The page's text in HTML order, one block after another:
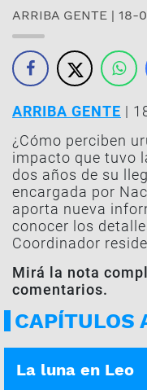
ARRIBA GENTE | 18-
ARRIBA GENTE |
¿Cómo perciben
impacto que tuvo
dos años de su
encargada por
aporta nueva
conocer los
Coordinador
Mirá la nota
comentarios.
CAPÍTULOS
ASÍ ES TU DÍA | 05-01-
La luna en Leo